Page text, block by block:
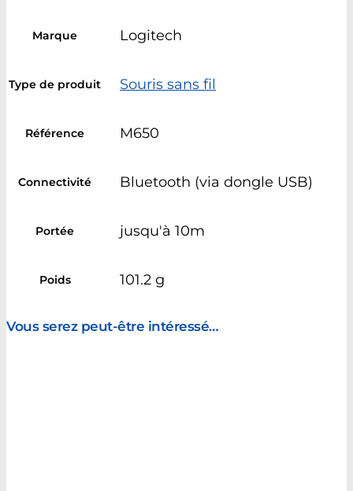
Marque Logitech
Type de produit Souris sans fil
Référence M650
Connectivité Bluetooth (via dongle USB)
Portée jusqu'à 10m
Poids 101.2 g
Vous serez peut-être intéressé…